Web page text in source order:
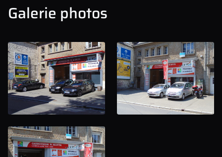
Galerie photos